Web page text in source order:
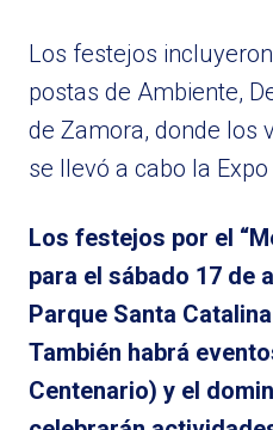
Los festejos
postas de Ambiente,
de Zamora, donde los
se llevó a cabo la
Los festejos por el
para el sábado 17 de
Parque Santa
También habrá
Centenario) y el